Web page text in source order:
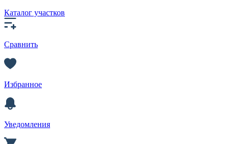
Каталог участков
Сравнить
Избранное
Уведомления